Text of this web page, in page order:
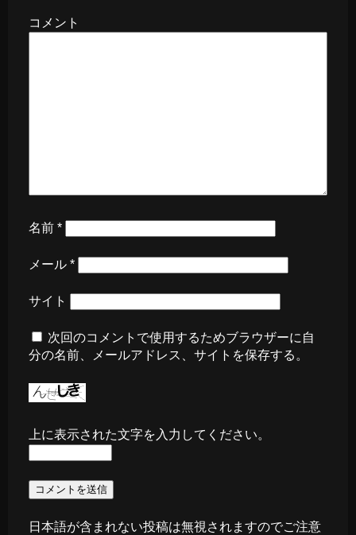
コメント
名前 *
メール *
サイト
次回のコメントで使用するためブラウザーに自
分の名前、メールアドレス、サイトを保存する。
上に表示された文字を入力してください。
日本語が含まれない投稿は無視されますのでご注意